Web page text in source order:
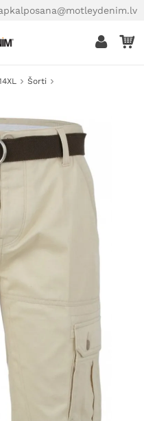
Šorti